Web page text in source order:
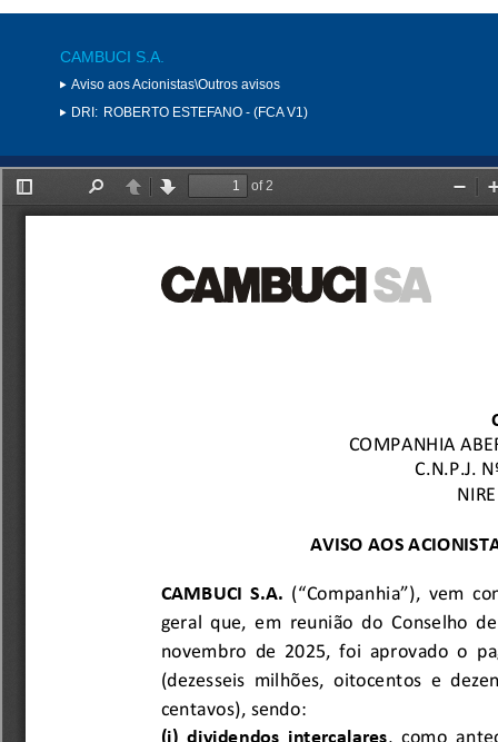
CAMBUCI S.A.
Aviso aos Acionistas\Outros avisos
DRI: ROBERTO ESTEFANO - (FCA V1)